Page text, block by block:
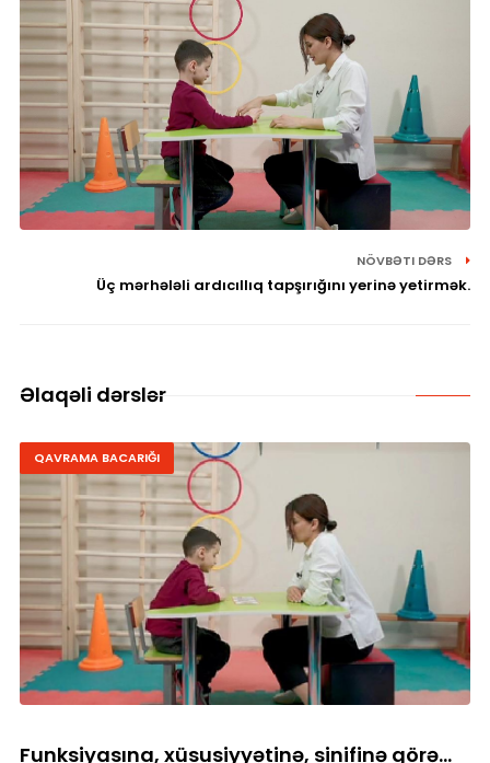
NÖVBƏTI DƏRS
Üç mərhələli ardıcıllıq tapşırığını yerinə yetirmək.
Əlaqəli dərslər
QAVRAMA BACARIĞI
Funksiyasına, xüsusiyyətinə, sinifinə görə